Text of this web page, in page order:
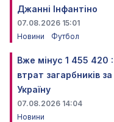
Джанні Інфантіно
07.08.2026 15:01
Новини
Футбол
Вже мінус 1 455 420
втрат загарбників
Україну
07.08.2026 14:04
Новини